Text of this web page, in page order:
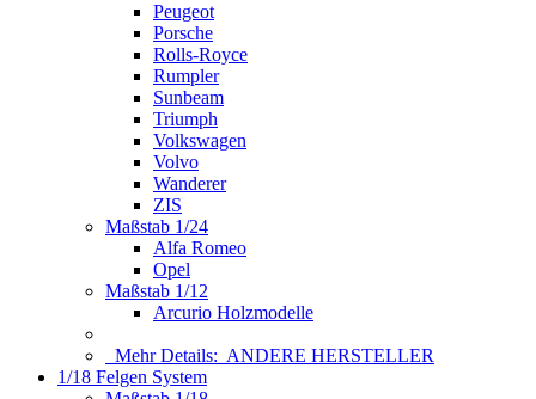
Peugeot
Porsche
Rolls-Royce
Rumpler
Sunbeam
Triumph
Volkswagen
Volvo
Wanderer
ZIS
Maßstab 1/24
Alfa Romeo
Opel
Maßstab 1/12
Arcurio Holzmodelle
Mehr Details: ANDERE HERSTELLER
1/18 Felgen System